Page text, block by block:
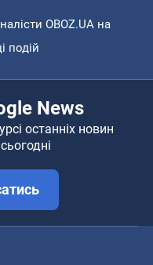
OBOZ.UA на
подій
News
останніх новин